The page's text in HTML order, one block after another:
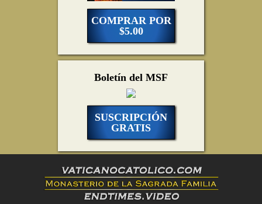
COMPRAR POR
$5.00
Boletín del MSF
SUSCRIPCIÓN
GRATIS